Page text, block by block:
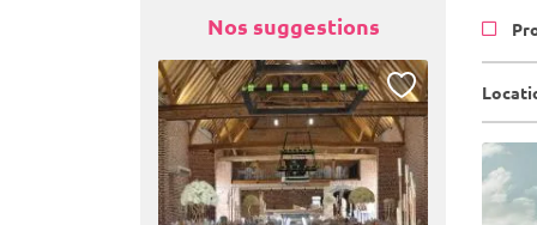
Nos suggestions